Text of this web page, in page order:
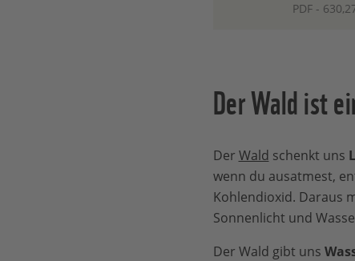
PDF -
Der Wald ist
Der Wald schenkt uns
wenn du ausatmest,
Kohlendioxid. Daraus
Sonnenlicht und
Der Wald gibt uns